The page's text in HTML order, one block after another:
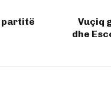
partitë
Vuçiq
dhe